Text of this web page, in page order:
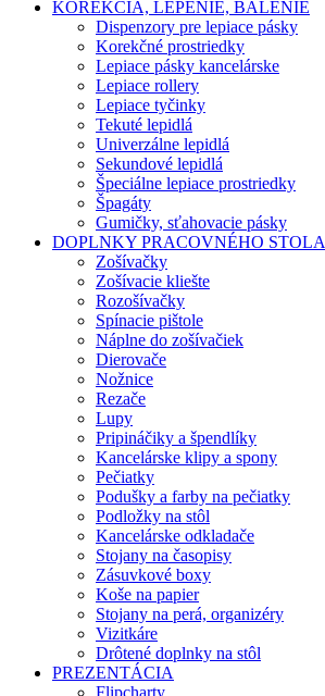
KOREKCIA, LEPENIE, BALENIE
Dispenzory pre lepiace pásky
Korekčné prostriedky
Lepiace pásky kancelárske
Lepiace rollery
Lepiace tyčinky
Tekuté lepidlá
Univerzálne lepidlá
Sekundové lepidlá
Špeciálne lepiace prostriedky
Špagáty
Gumičky, sťahovacie pásky
DOPLNKY PRACOVNÉHO STOLA
Zošívačky
Zošívacie kliešte
Rozošívačky
Spínacie pištole
Náplne do zošívačiek
Dierovače
Nožnice
Rezače
Lupy
Pripináčiky a špendlíky
Kancelárske klipy a spony
Pečiatky
Podušky a farby na pečiatky
Podložky na stôl
Kancelárske odkladače
Stojany na časopisy
Zásuvkové boxy
Koše na papier
Stojany na perá, organizéry
Vizitkáre
Drôtené doplnky na stôl
PREZENTÁCIA
Flipcharty